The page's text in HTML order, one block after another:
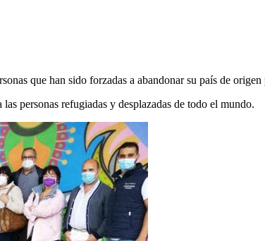
que han sido forzadas a abandonar su país de
personas refugiadas y desplazadas de todo el mundo.